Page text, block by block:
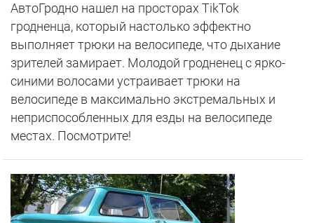
АвтоГродно нашел на просторах TikTok
гродненца, который настолько эффектно
выполняет трюки на велосипеде, что дыхание
зрителей замирает. Молодой гродненец с ярко-
синими волосами устраивает трюки на
велосипеде в максимально экстремальных и
неприспособленных для езды на велосипеде
местах. Посмотрите!